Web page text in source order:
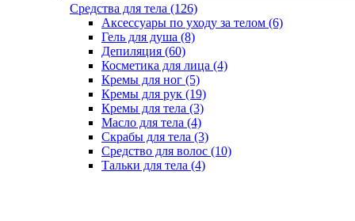
Средства для тела (126)
Аксессуары по уходу за телом (6)
Гель для душа (8)
Депиляция (60)
Косметика для лица (4)
Кремы для ног (5)
Кремы для рук (19)
Кремы для тела (3)
Масло для тела (4)
Скрабы для тела (3)
Средство для волос (10)
Тальки для тела (4)